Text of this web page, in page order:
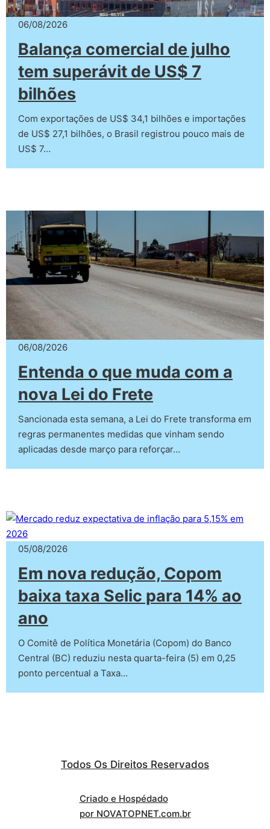
06/08/2026
Balança comercial de julho
tem superávit de US$ 7
bilhões
Com exportações de US$ 34,1 bilhões e importações
de US$ 27,1 bilhões, o Brasil registrou pouco mais de
US$ 7…
06/08/2026
Entenda o que muda com a
nova Lei do Frete
Sancionada esta semana, a Lei do Frete transforma em
regras permanentes medidas que vinham sendo
aplicadas desde março para reforçar…
05/08/2026
Em nova redução, Copom
baixa taxa Selic para 14% ao
ano
O Comitê de Política Monetária (Copom) do Banco
Central (BC) reduziu nesta quarta-feira (5) em 0,25
ponto percentual a Taxa…
Todos Os Direitos Reservados
Criado e Hospédado
por NOVATOPNET.com.br